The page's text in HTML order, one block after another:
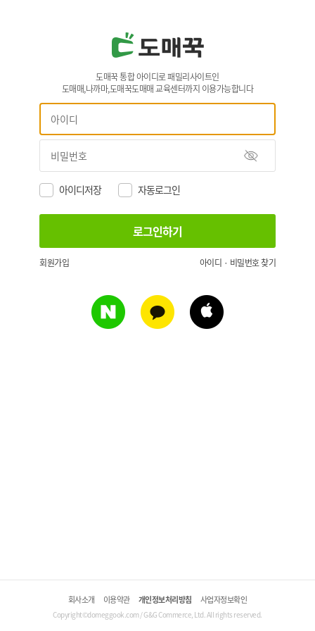
도매꾹 통합 아이디로 패밀리사이트인
도매매,나까마,도매꾹도매매 교육센터까지 이용가능합니다
아이디저장 자동로그인
회원가입 아이디 · 비밀번호 찾기
회사소개 이용약관 개인정보처리방침 사업자정보확인
Copyright©domeggook.com / G&G Commerce, Ltd. All rights reserved.